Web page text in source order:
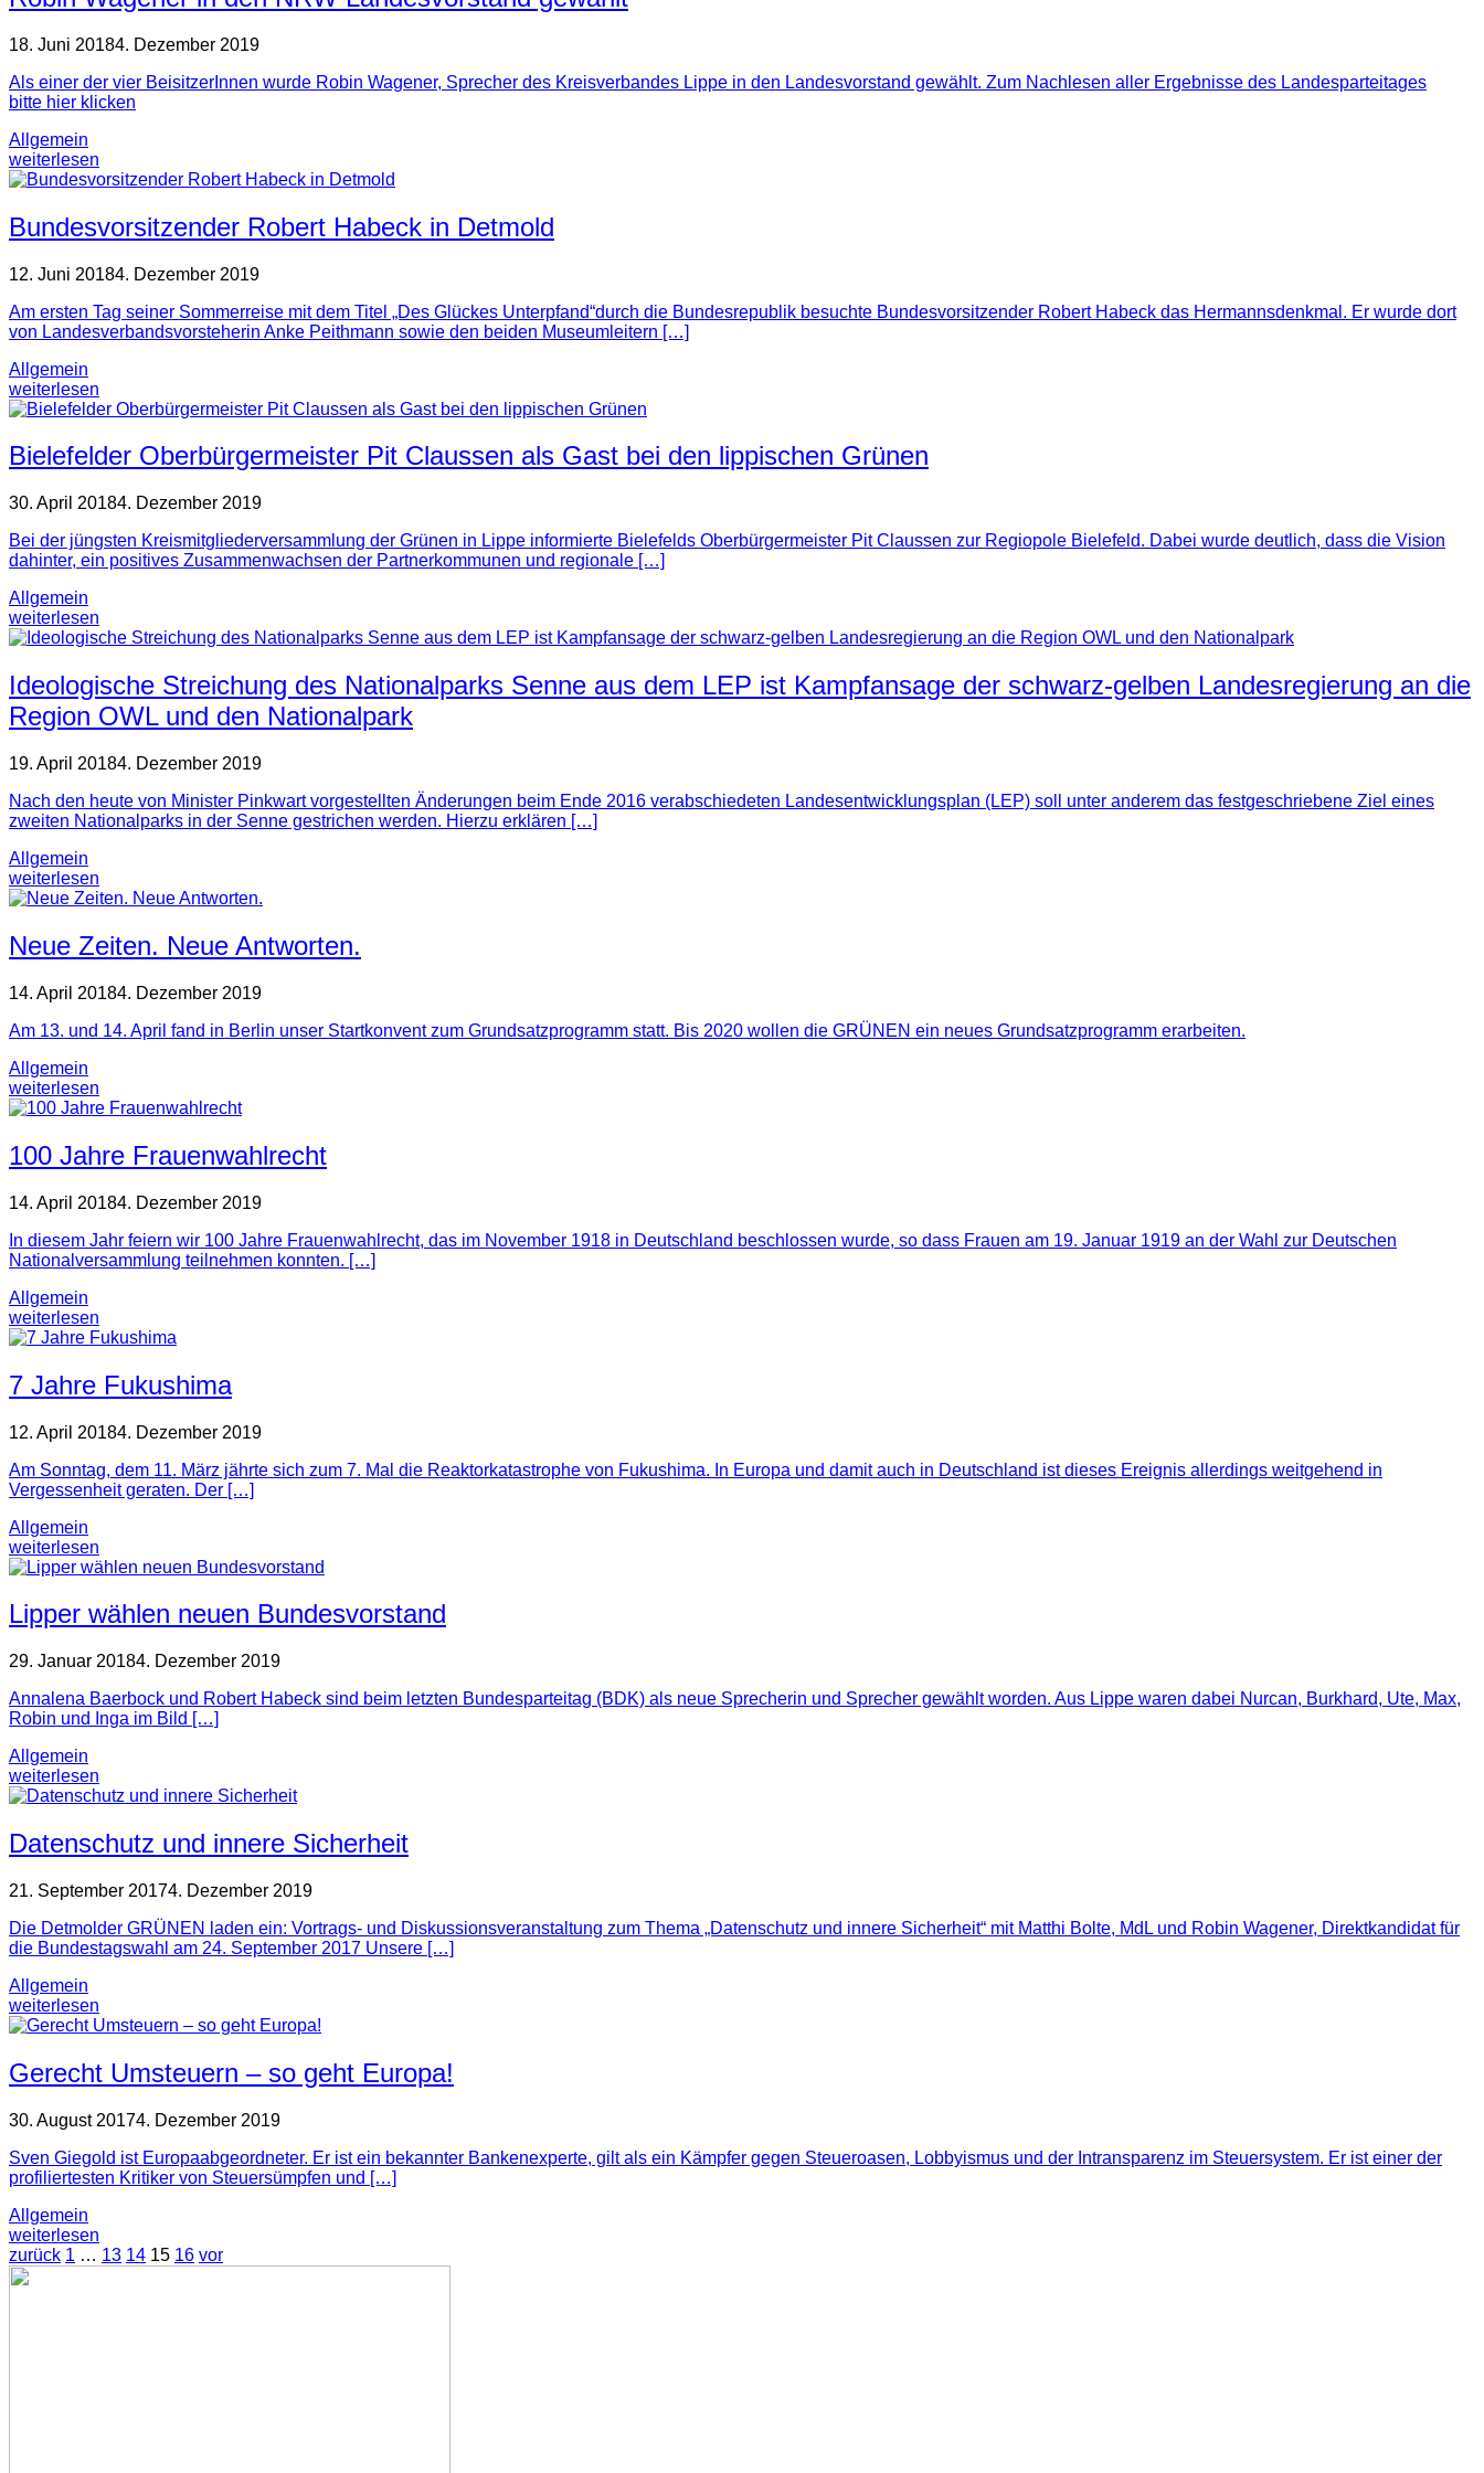
18. Juni 20184. Dezember 2019
Als einer der vier BeisitzerInnen wurde Robin Wagener, Sprecher des Kreisverbandes Lippe in den Landesvorstand gewählt. Zum Nachlesen aller Ergebnisse des Landesparteitages
bitte hier klicken
Allgemein
weiterlesen
Bundesvorsitzender Robert Habeck in Detmold
12. Juni 20184. Dezember 2019
Am ersten Tag seiner Sommerreise mit dem Titel „Des Glückes Unterpfand“durch die Bundesrepublik besuchte Bundesvorsitzender Robert Habeck das Hermannsdenkmal. Er wurde dort
von Landesverbandsvorsteherin Anke Peithmann sowie den beiden Museumleitern […]
Allgemein
weiterlesen
Bielefelder Oberbürgermeister Pit Claussen als Gast bei den lippischen Grünen
30. April 20184. Dezember 2019
Bei der jüngsten Kreismitgliederversammlung der Grünen in Lippe informierte Bielefelds Oberbürgermeister Pit Claussen zur Regiopole Bielefeld. Dabei wurde deutlich, dass die Vision
dahinter, ein positives Zusammenwachsen der Partnerkommunen und regionale […]
Allgemein
weiterlesen
Ideologische Streichung des Nationalparks Senne aus dem LEP ist Kampfansage der schwarz-gelben Landesregierung an die
Region OWL und den Nationalpark
19. April 20184. Dezember 2019
Nach den heute von Minister Pinkwart vorgestellten Änderungen beim Ende 2016 verabschiedeten Landesentwicklungsplan (LEP) soll unter anderem das festgeschriebene Ziel eines
zweiten Nationalparks in der Senne gestrichen werden. Hierzu erklären […]
Allgemein
weiterlesen
Neue Zeiten. Neue Antworten.
14. April 20184. Dezember 2019
Am 13. und 14. April fand in Berlin unser Startkonvent zum Grundsatzprogramm statt. Bis 2020 wollen die GRÜNEN ein neues Grundsatzprogramm erarbeiten.
Allgemein
weiterlesen
100 Jahre Frauenwahlrecht
14. April 20184. Dezember 2019
In diesem Jahr feiern wir 100 Jahre Frauenwahlrecht, das im November 1918 in Deutschland beschlossen wurde, so dass Frauen am 19. Januar 1919 an der Wahl zur Deutschen
Nationalversammlung teilnehmen konnten. […]
Allgemein
weiterlesen
7 Jahre Fukushima
12. April 20184. Dezember 2019
Am Sonntag, dem 11. März jährte sich zum 7. Mal die Reaktorkatastrophe von Fukushima. In Europa und damit auch in Deutschland ist dieses Ereignis allerdings weitgehend in
Vergessenheit geraten. Der […]
Allgemein
weiterlesen
Lipper wählen neuen Bundesvorstand
29. Januar 20184. Dezember 2019
Annalena Baerbock und Robert Habeck sind beim letzten Bundesparteitag (BDK) als neue Sprecherin und Sprecher gewählt worden. Aus Lippe waren dabei Nurcan, Burkhard, Ute, Max,
Robin und Inga im Bild […]
Allgemein
weiterlesen
Datenschutz und innere Sicherheit
21. September 20174. Dezember 2019
Die Detmolder GRÜNEN laden ein: Vortrags- und Diskussionsveranstaltung zum Thema „Datenschutz und innere Sicherheit“ mit Matthi Bolte, MdL und Robin Wagener, Direktkandidat für
die Bundestagswahl am 24. September 2017 Unsere […]
Allgemein
weiterlesen
Gerecht Umsteuern – so geht Europa!
30. August 20174. Dezember 2019
Sven Giegold ist Europaabgeordneter. Er ist ein bekannter Bankenexperte, gilt als ein Kämpfer gegen Steueroasen, Lobbyismus und der Intransparenz im Steuersystem. Er ist einer der
profiliertesten Kritiker von Steuersümpfen und […]
Allgemein
weiterlesen
zurück 1 … 13 14 15 16 vor